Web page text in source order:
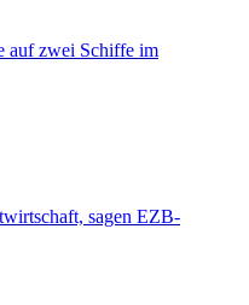
auf zwei Schiffe im
sagen EZB-